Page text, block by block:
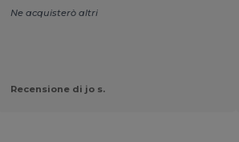
Ne acquisterò altri
Recensione di jo s.